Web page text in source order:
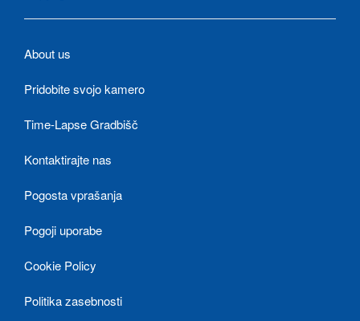
About us
Pridobite svojo kamero
Time-Lapse Gradbišč
Kontaktirajte nas
Pogosta vprašanja
Pogoji uporabe
Cookie Policy
Politika zasebnosti